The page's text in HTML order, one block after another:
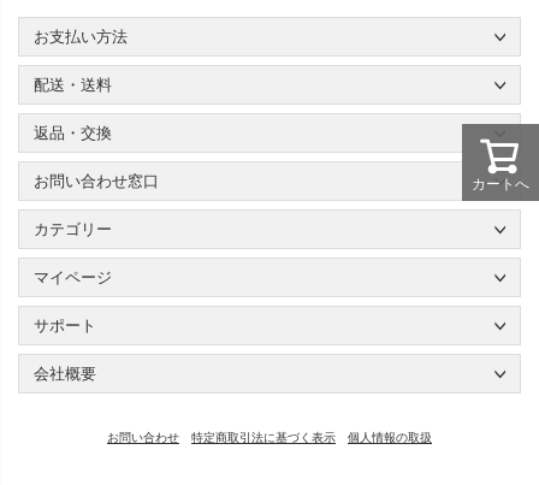
カートへ
お支払い方法
配送・送料
返品・交換
お問い合わせ窓口
カテゴリー
マイページ
サポート
会社概要
お問い合わせ 特定商取引法に基づく表示 個人情報の取扱